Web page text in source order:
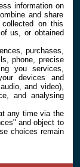
information on
and share
on this
us, or obtained
purchases,
phone, precise
you services,
devices and
and video),
and analysing
any time via the
and object to
choices remain